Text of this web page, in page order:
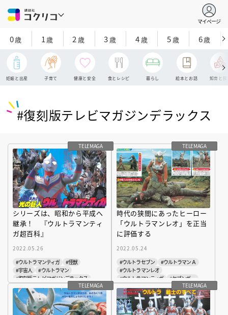
マイページ
0歳 1歳 2 歳 3歳 4歳 5歳 6歳
妊娠と出産 子育て 健康と安全 食とレシピ 暮らし 絵本とお話 知育と探
#復刻版テレビマガジンデラックス
TELEMAGA
シリーズは、昭和から平成へ
継承！ 『ウルトラマンティ
ガ超百科』
2022.05.26
#ウルトラマンティガ
#怪獣
#宇宙人
#ウルトラマン
#復刻版テレビマガジンデラックス
TELEMAGA
時代の狭間にあったヒーロー
「ウルトラマンレオ」を正当
に評価する
2022.05.24
#ウルトラセブン
#ウルトラマンＡ
#ウルトラマンレオ
#ウルトラマンティガ
#セブンガー
#宇宙人
#ウルトラマン
#復刻版テレビマガジンデラックス
#ウルトラ学
TELEMAGA TELEMAGA